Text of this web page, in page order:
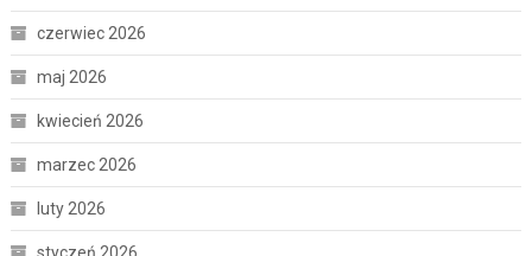
czerwiec 2026
maj 2026
kwiecień 2026
marzec 2026
luty 2026
styczeń 2026